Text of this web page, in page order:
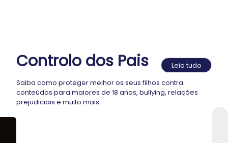
Controlo dos Pais
Leia tudo
Saiba como proteger melhor os seus filhos contra
conteúdos para maiores de 18 anos, bullying, relações
prejudiciais e muito mais.